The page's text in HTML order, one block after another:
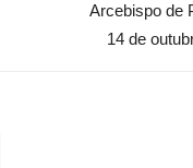
Arcebispo de
14 de